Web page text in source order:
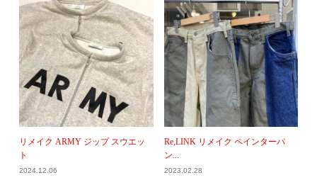
リメイク ARMY ジップ スウエッ
ト
2024.12.06
Re,LINK リメイク ペインターパ
ン...
2023.02.28